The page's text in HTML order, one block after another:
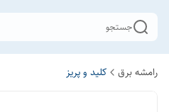
جستجو
رامشه برق کلید و پریز